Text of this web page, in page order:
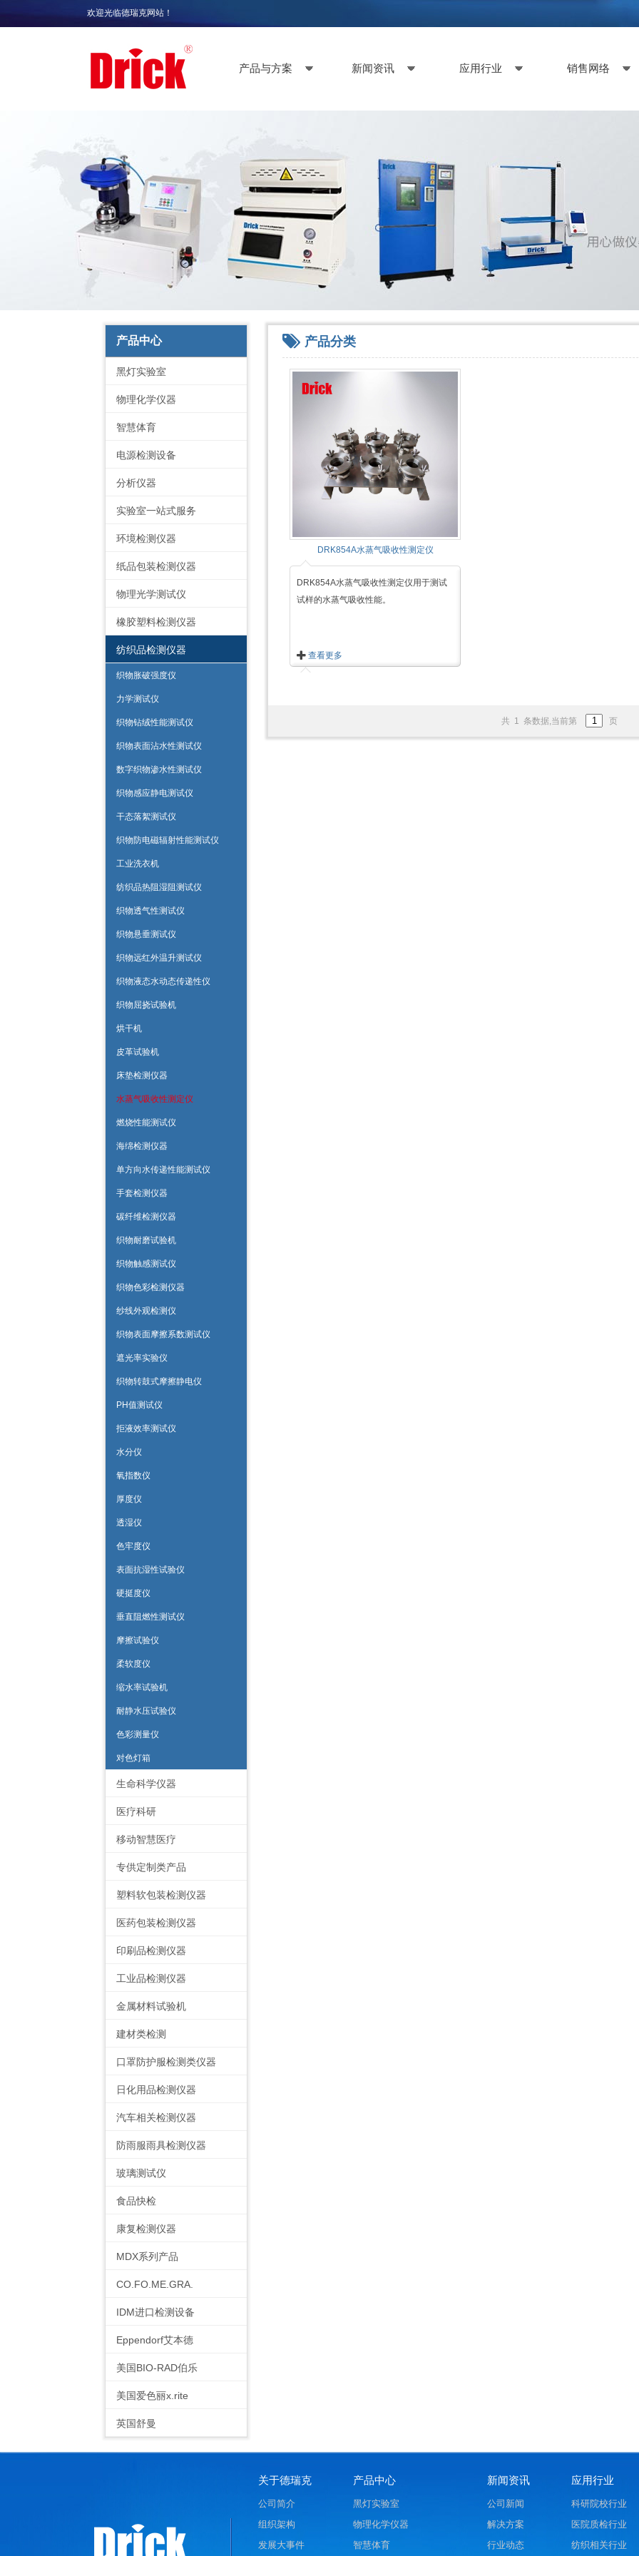
欢迎光临德瑞克网站！
产品与方案 新闻资讯 应用行业 销售网络
产品中心
黑灯实验室
物理化学仪器
智慧体育
电源检测设备
分析仪器
实验室一站式服务
环境检测仪器
纸品包装检测仪器
物理光学测试仪
橡胶塑料检测仪器
纺织品检测仪器
织物胀破强度仪
力学测试仪
织物钻绒性能测试仪
织物表面沾水性测试仪
数字织物渗水性测试仪
织物感应静电测试仪
干态落絮测试仪
织物防电磁辐射性能测试仪
工业洗衣机
纺织品热阻湿阻测试仪
织物透气性测试仪
织物悬垂测试仪
织物远红外温升测试仪
织物液态水动态传递性仪
织物屈挠试验机
烘干机
皮革试验机
床垫检测仪器
水蒸气吸收性测定仪
燃烧性能测试仪
海绵检测仪器
单方向水传递性能测试仪
手套检测仪器
碳纤维检测仪器
织物耐磨试验机
织物触感测试仪
织物色彩检测仪器
纱线外观检测仪
织物表面摩擦系数测试仪
遮光率实验仪
织物转鼓式摩擦静电仪
PH值测试仪
拒液效率测试仪
水分仪
氧指数仪
厚度仪
透湿仪
色牢度仪
表面抗湿性试验仪
硬挺度仪
垂直阻燃性测试仪
摩擦试验仪
柔软度仪
缩水率试验机
耐静水压试验仪
色彩测量仪
对色灯箱
生命科学仪器
医疗科研
移动智慧医疗
专供定制类产品
塑料软包装检测仪器
医药包装检测仪器
印刷品检测仪器
工业品检测仪器
金属材料试验机
建材类检测
口罩防护服检测类仪器
日化用品检测仪器
汽车相关检测仪器
防雨服雨具检测仪器
玻璃测试仪
食品快检
康复检测仪器
MDX系列产品
CO.FO.ME.GRA.
IDM进口检测设备
Eppendorf艾本德
美国BIO-RAD伯乐
美国爱色丽x.rite
英国舒曼
产品分类
DRK854A水蒸气吸收性测定仪
DRK854A水蒸气吸收性测定仪用于测试
试样的水蒸气吸收性能。
查看更多
共 1 条数据,当前第 页
关于德瑞克
公司简介
组织架构
发展大事件
产品中心
黑灯实验室
物理化学仪器
智慧体育
新闻资讯
公司新闻
解决方案
行业动态
应用行业
科研院校行业
医院质检行业
纺织相关行业